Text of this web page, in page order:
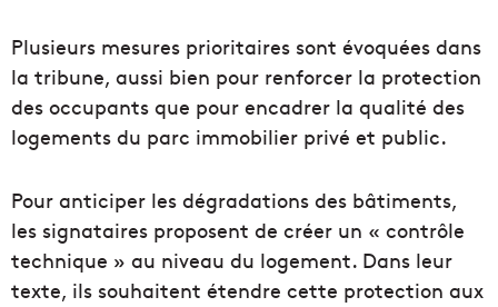
Plusieurs mesures prioritaires sont évoquées dans
la tribune, aussi bien pour renforcer la protection
des occupants que pour encadrer la qualité des
logements du parc immobilier privé et public.
Pour anticiper les dégradations des bâtiments,
les signataires proposent de créer un « contrôle
technique » au niveau du logement. Dans leur
texte, ils souhaitent étendre cette protection aux